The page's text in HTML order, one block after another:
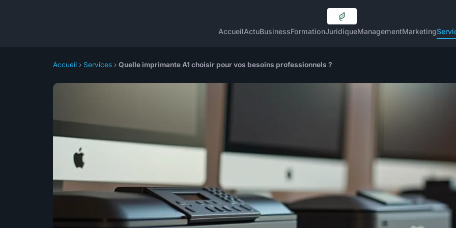
AccueilActuBusinessFormationJuridiqueManagementMarketing
Accueil › Services › Quelle imprimante A1 choisir pour vos besoins professionnels ?